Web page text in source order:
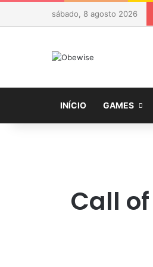
sábado, 8 agosto 2026
INÍCIO GAMES
Call